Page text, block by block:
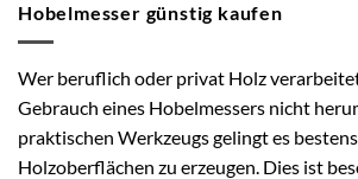
Hobelmesser günstig kaufen
Wer beruflich oder privat Holz
Gebrauch eines Hobelmessers nicht
praktischen Werkzeugs gelingt es
Holzoberflächen zu erzeugen. Dies ist